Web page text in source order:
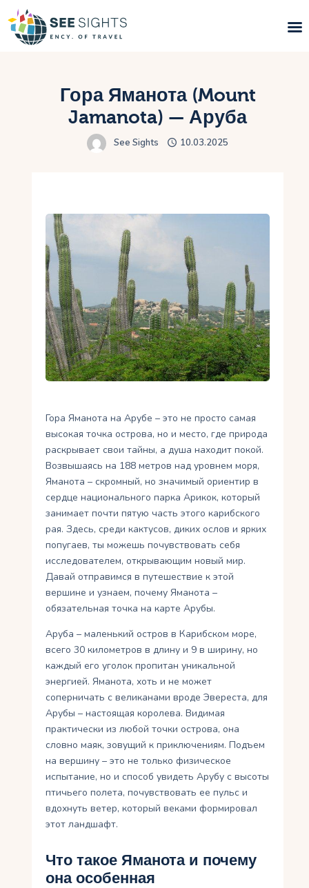
Горящие туры
Типы Туров
Инфо
Блог
Контакты
Укр
Гора Яманота (Mount
Jamanota) — Аруба
See Sights 10.03.2025
Гора Яманота на Арубе – это не просто самая
высокая точка острова, но и место, где природа
раскрывает свои тайны, а душа находит покой.
Возвышаясь на 188 метров над уровнем моря,
Яманота – скромный, но значимый ориентир в
сердце национального парка Арикок, который
занимает почти пятую часть этого карибского
рая. Здесь, среди кактусов, диких ослов и ярких
попугаев, ты можешь почувствовать себя
исследователем, открывающим новый мир.
Давай отправимся в путешествие к этой
вершине и узнаем, почему Яманота –
обязательная точка на карте Арубы.
Аруба – маленький остров в Карибском море,
всего 30 километров в длину и 9 в ширину, но
каждый его уголок пропитан уникальной
энергией. Яманота, хоть и не может
соперничать с великанами вроде Эвереста, для
Арубы – настоящая королева. Видимая
практически из любой точки острова, она
словно маяк, зовущий к приключениям. Подъем
на вершину – это не только физическое
испытание, но и способ увидеть Арубу с высоты
птичьего полета, почувствовать ее пульс и
вдохнуть ветер, который веками формировал
этот ландшафт.
Что такое Яманота и почему
она особенная